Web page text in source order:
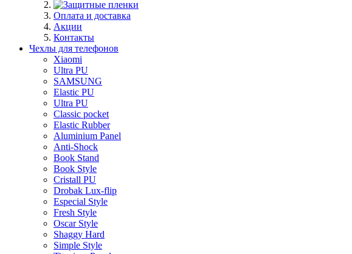
Оплата и доставка
Акции
Контакты
Чехлы для телефонов
Xiaomi
Ultra PU
SAMSUNG
Elastic PU
Ultra PU
Classic pocket
Elastic Rubber
Aluminium Panel
Anti-Shock
Book Stand
Book Style
Cristall PU
Drobak Lux-flip
Especial Style
Fresh Style
Oscar Style
Shaggy Hard
Simple Style